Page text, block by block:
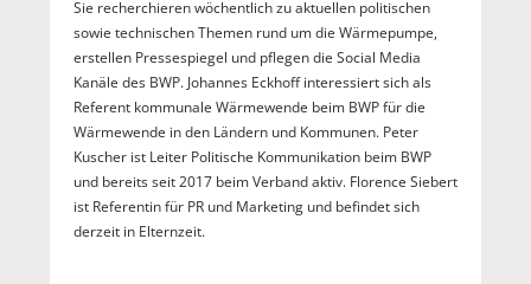
Sie recherchieren wöchentlich zu aktuellen politischen
sowie technischen Themen rund um die Wärmepumpe,
erstellen Pressespiegel und pflegen die Social Media
Kanäle des BWP. Johannes Eckhoff interessiert sich als
Referent kommunale Wärmewende beim BWP für die
Wärmewende in den Ländern und Kommunen. Peter
Kuscher ist Leiter Politische Kommunikation beim BWP
und bereits seit 2017 beim Verband aktiv. Florence Siebert
ist Referentin für PR und Marketing und befindet sich
derzeit in Elternzeit.